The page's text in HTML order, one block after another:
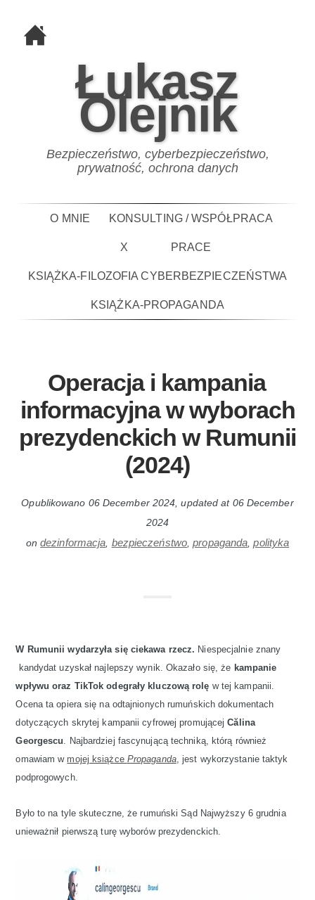
Łukasz
Olejnik
Bezpieczeństwo, cyberbezpieczeństwo,
prywatność, ochrona danych
O MNIE KONSULTING / WSPÓŁPRACA
X PRACE
KSIĄŻKA-FILOZOFIA CYBERBEZPIECZEŃSTWA
KSIĄŻKA-PROPAGANDA
Operacja i kampania
informacyjna w wyborach
prezydenckich w Rumunii
(2024)
Opublikowano 06 December 2024 , updated at 06 December
2024
ondezinformacja bezpieczeństwo ,propaganda ,polityka
W Rumunii wydarzyła się ciekawa rzecz. Niespecjalnie znany
kandydat uzyskał najlepszy wynik. Okazało się, że kampanie
wpływu oraz TikTok odegrały kluczową rolę w tej kampanii.
Ocena ta opiera się na odtajnionych rumuńskich dokumentach
dotyczących skrytej kampanii cyfrowej promującejCălina
Georgescu. Najbardziej fascynującą techniką, którą również
omawiam w mojej książce Propaganda, jest wykorzystanie taktyk
podprogowych.
Było to na tyle skuteczne, że rumuński Sąd Najwyższy 6 grudnia
unieważnił pierwszą turę wyborów prezydenckich.